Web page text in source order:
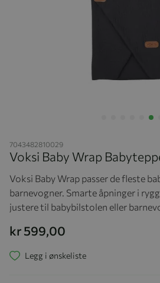
7043482810029
Voksi Baby Wrap
Voksi Baby Wrap passer de fleste
barnevogner. Smarte åpninger i
justere til babybilstolen eller
kr 599,00
Legg i ønskeliste